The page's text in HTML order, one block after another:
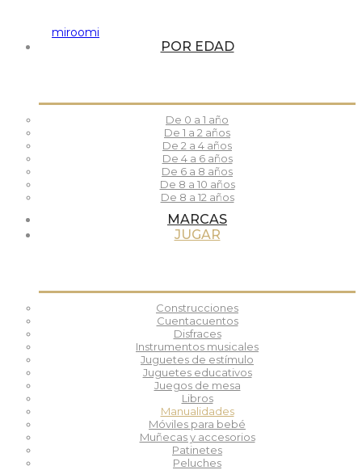
POR EDAD
De 0 a 1 año
De 1 a 2 años
De 2 a 4 años
De 4 a 6 años
De 6 a 8 años
De 8 a 10 años
De 8 a 12 años
MARCAS
JUGAR
Construcciones
Cuentacuentos
Disfraces
Instrumentos musicales
Juguetes de estímulo
Juguetes educativos
Juegos de mesa
Libros
Manualidades
Móviles para bebé
Muñecas y accesorios
Patinetes
Peluches